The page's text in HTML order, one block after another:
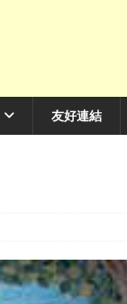
友好連結